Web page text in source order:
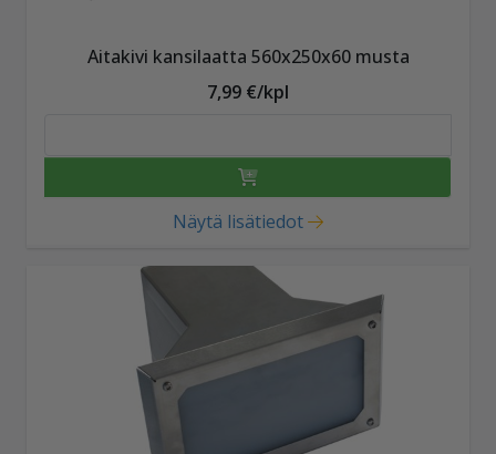
Aitakivi kansilaatta 560x250x60 musta
7,99 €/kpl
Näytä lisätiedot